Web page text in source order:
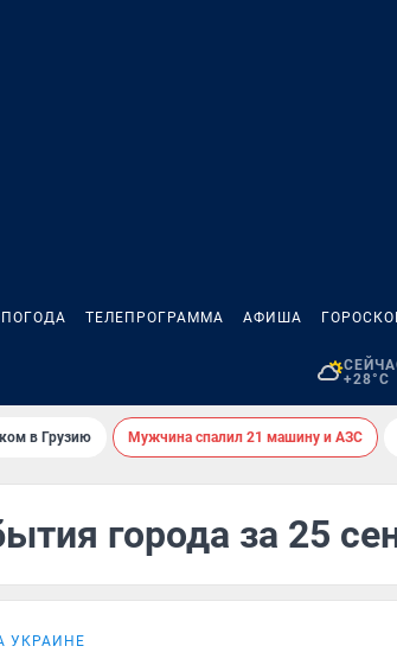
ПОГОДА ТЕЛЕПРОГРАММА АФИША
+28°C
в Грузию Мужчина спалил 21 машину и АЗС
города за 25
УКРАИНЕ